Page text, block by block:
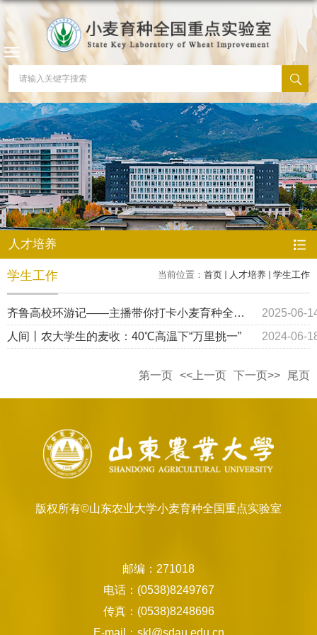
人才培养
当前位置： 首页 人才培养 学生工作
学生工作
齐鲁高校环游记——主播带你打卡小麦育种全国
重点实验室
2025-06-
人间丨农大学生的麦收：40℃高温下“万里挑一”
2024-06-
第一页 <<上一页 下一页>> 尾页
版权所有©山东农业大学小麦育种全国重点实验室
邮编：271018
电话：(0538)8249767
传真：(0538)8248696